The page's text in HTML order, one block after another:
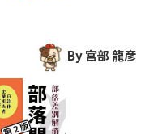
By 宮部 龍彦